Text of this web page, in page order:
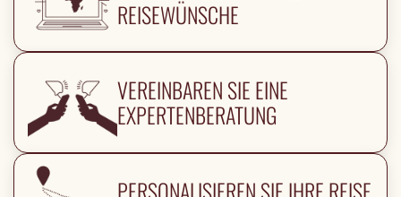
REISEWÜNSCHE
VEREINBAREN SIE EINE
EXPERTENBERATUNG